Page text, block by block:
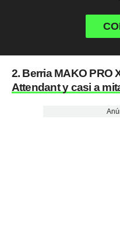
2. Berria MAKO PRO
Attendant y casi a